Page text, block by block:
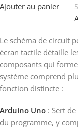
Ajouter au panier
Le schéma de circuit
écran tactile détaille
composants qui
système comprend
fonction distincte :
Arduino Uno : Sert
du programme, y